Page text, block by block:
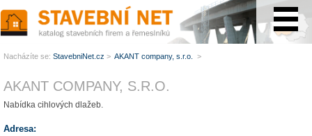
AKANT COMPANY, S.R.O.
Nabídka cihlových dlažeb.
Adresa:
Nacházíte se: StavebniNet.cz > AKANT company, s.r.o. >